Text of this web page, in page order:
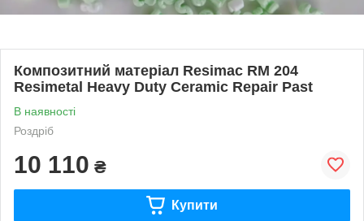
Композитний матеріал Resimac RM 204
Resimetal Heavy Duty Ceramic Repair Past
В наявності
Роздріб
10 110 ₴
Купити